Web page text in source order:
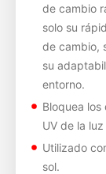
de cambio
solo su
de cambio,
su
entorno.
Bloquea los
UV de la luz
Utilizado
sol.